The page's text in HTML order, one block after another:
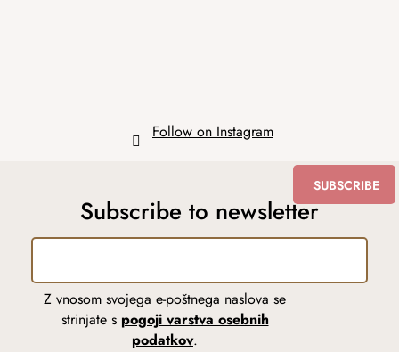
Follow on Instagram
Subscribe to newsletter
Z vnosom svojega e-poštnega naslova se
strinjate s pogoji varstva osebnih
podatkov.
SUBSCRIBE